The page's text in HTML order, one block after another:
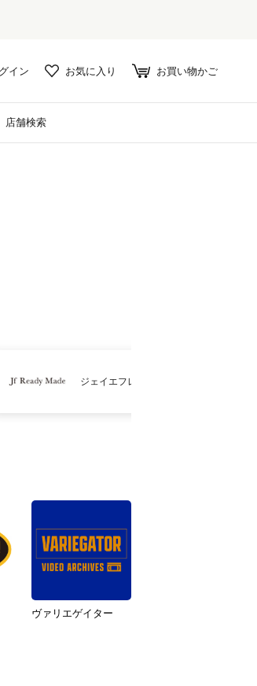
イン お気に入り お買い物かご
店舗検索
ジェイエフレディメイド
ヴァリエゲイター